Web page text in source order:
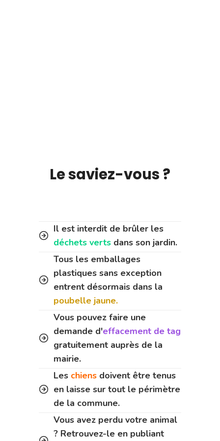
Le saviez-vous ?
Il est interdit de brûler les
déchets verts dans son jardin.
Tous les emballages
plastiques sans exception
entrent désormais dans la
poubelle jaune.
Vous pouvez faire une
demande d'effacement de tag
gratuitement auprès de la
mairie.
Les chiens doivent être tenus
en laisse sur tout le périmètre
de la commune.
Vous avez perdu votre animal
? Retrouvez-le en publiant